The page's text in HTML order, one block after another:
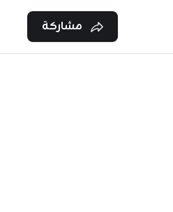
مشاركة